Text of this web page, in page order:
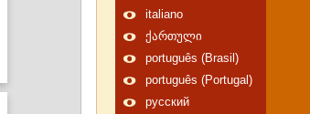
italiano
ქართული
português (Brasil)
português (Portugal)
русский